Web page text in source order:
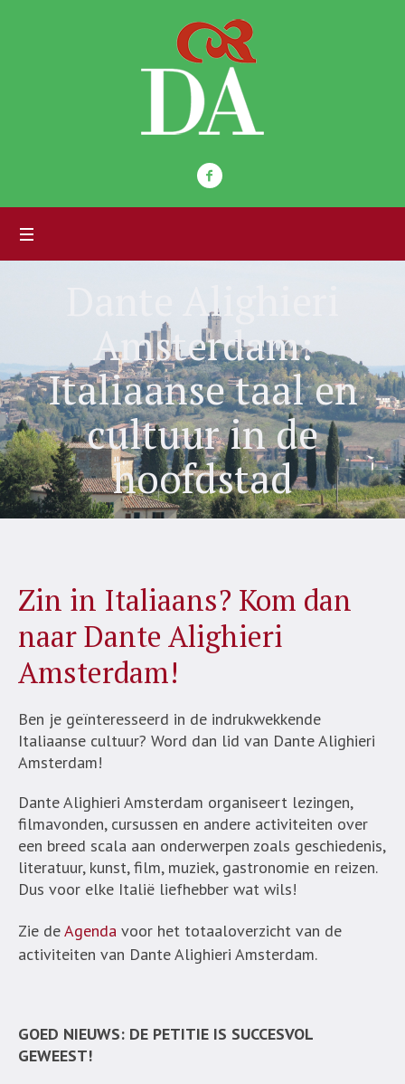
Dante Alighieri
Amsterdam:
Italiaanse taal en
cultuur in de
hoofdstad
Zin in Italiaans? Kom dan
naar Dante Alighieri
Amsterdam!
Ben je geïnteresseerd in de indrukwekkende
Italiaanse cultuur? Word dan lid van Dante Alighieri
Amsterdam!
Dante Alighieri Amsterdam organiseert lezingen,
filmavonden, cursussen en andere activiteiten over
een breed scala aan onderwerpen zoals geschiedenis,
literatuur, kunst, film, muziek, gastronomie en reizen.
Dus voor elke Italië liefhebber wat wils!
Zie deAgenda voor het totaaloverzicht van de
activiteiten van Dante Alighieri Amsterdam.
GOED NIEUWS: DE PETITIE IS SUCCESVOL
GEWEEST!